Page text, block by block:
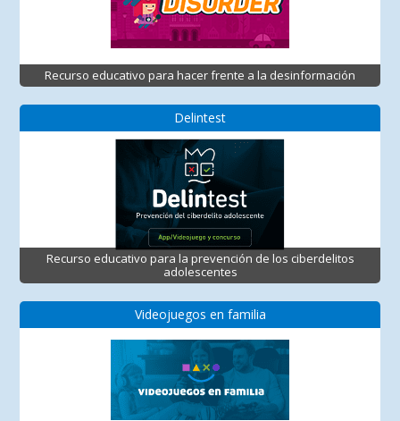
Recurso educativo para hacer frente a la desinformación
Delintest
Recurso educativo para la prevención de los ciberdelitos
adolescentes
Videojuegos en familia